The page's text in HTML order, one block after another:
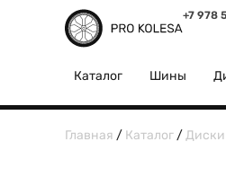
+7 978
Каталог Шины
Главная / Каталог /Диски